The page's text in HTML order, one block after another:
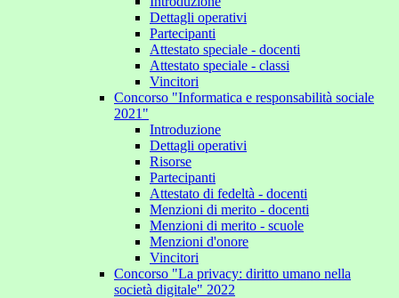
Dettagli operativi
Partecipanti
Attestato speciale - docenti
Attestato speciale - classi
Vincitori
Concorso "Informatica e responsabilità sociale
2021"
Introduzione
Dettagli operativi
Risorse
Partecipanti
Attestato di fedeltà - docenti
Menzioni di merito - docenti
Menzioni di merito - scuole
Menzioni d'onore
Vincitori
Concorso "La privacy: diritto umano nella
società digitale" 2022